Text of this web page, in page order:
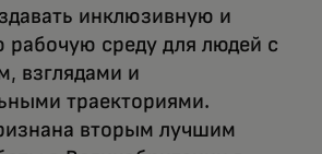
инклюзивную и
рабочую среду для людей с
взглядами и
траекториями.
вторым лучшим